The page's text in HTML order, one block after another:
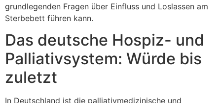
grundlegenden Fragen über Einfluss und Loslassen am
Sterbebett führen kann.
Das deutsche Hospiz- und
Palliativsystem: Würde bis
zuletzt
In Deutschland ist die palliativmedizinische und